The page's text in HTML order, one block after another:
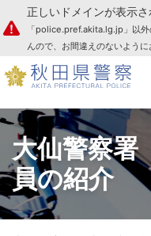
本文へ
正しいドメインが表示さ
「police.pref.akita.lg.jp」以
んので、お間違えのないように
大仙警察
員の紹介